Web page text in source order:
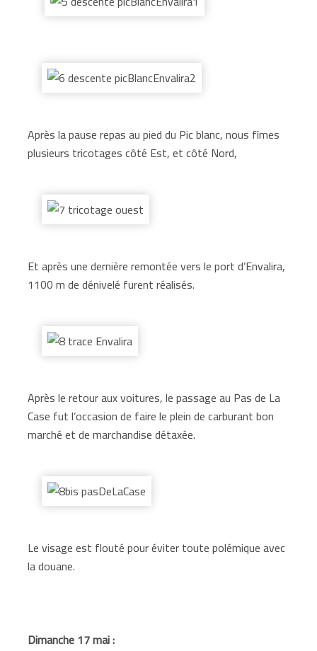
Après la pause repas au pied du Pic blanc, nous fîmes
plusieurs tricotages côté Est, et côté Nord,
Et après une dernière remontée vers le port d’Envalira,
1100 m de dénivelé furent réalisés.
Après le retour aux voitures, le passage au Pas de La
Case fut l’occasion de faire le plein de carburant bon
marché et de marchandise détaxée.
Le visage est flouté pour éviter toute polémique avec
la douane.
Dimanche 17 mai :